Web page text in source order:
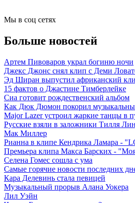
Мы в соц сетях
Больше новостей
Артем Пивоваров украл богиню ночи
Джекс Джонс снял клип с Деми
Эд Ширан выпустил африканский
15 фактов о Джастине Тимберлейке
Сиа готовит рождественский альбом
Как Дюк Дюмон покорил
Major Lazer устроил жаркие танцы в
Русские взяли в заложники Тилля
Мак Миллер
Рианна в клипе Кендрика Ламара -
Премьера клипа Макса Барских -
Селена Гомес сошла с ума
Самые горячие новости последних
Кара Делевинь стала певицей
Музыкальный прорыв Алана Уокера
Лил Уэйн